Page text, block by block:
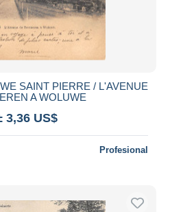
SAINT PIERRE / L'AVENUE
A WOLUWE
3,36 US$
Profesional